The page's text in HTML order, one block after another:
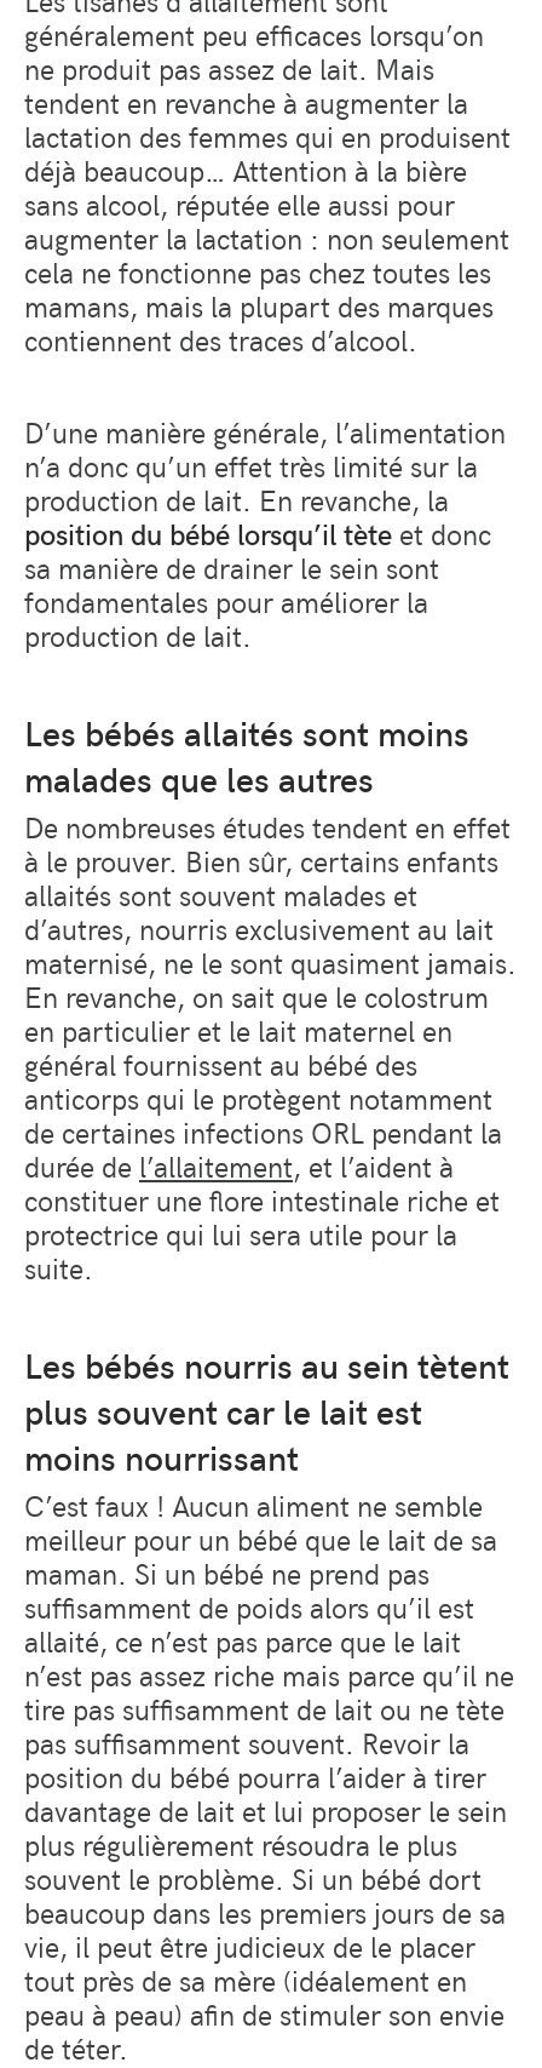
généralement peu efficaces lorsqu’on
ne produit pas assez de lait. Mais
tendent en revanche à augmenter la
lactation des femmes qui en produisent
déjà beaucoup… Attention à la bière
sans alcool, réputée elle aussi pour
augmenter la lactation : non seulement
cela ne fonctionne pas chez toutes les
mamans, mais la plupart des marques
contiennent des traces d’alcool.
D’une manière générale, l’alimentation
n’a donc qu’un effet très limité sur la
production de lait. En revanche, la
position du bébé lorsqu’il tète et donc
sa manière de drainer le sein sont
fondamentales pour améliorer la
production de lait.
Les bébés allaités sont moins
malades que les autres
De nombreuses études tendent en effet
à le prouver. Bien sûr, certains enfants
allaités sont souvent malades et
d’autres, nourris exclusivement au lait
maternisé, ne le sont quasiment jamais.
En revanche, on sait que le colostrum
en particulier et le lait maternel en
général fournissent au bébé des
anticorps qui le protègent notamment
de certaines infections ORL pendant la
durée de l’allaitement, et l’aident à
constituer une flore intestinale riche et
protectrice qui lui sera utile pour la
suite.
Les bébés nourris au sein tètent
plus souvent car le lait est
moins nourrissant
C’est faux ! Aucun aliment ne semble
meilleur pour un bébé que le lait de sa
maman. Si un bébé ne prend pas
suffisamment de poids alors qu’il est
allaité, ce n’est pas parce que le lait
n’est pas assez riche mais parce qu’il ne
tire pas suffisamment de lait ou ne tète
pas suffisamment souvent. Revoir la
position du bébé pourra l’aider à tirer
davantage de lait et lui proposer le sein
plus régulièrement résoudra le plus
souvent le problème. Si un bébé dort
beaucoup dans les premiers jours de sa
vie, il peut être judicieux de le placer
tout près de sa mère (idéalement en
peau à peau) afin de stimuler son envie
de téter.